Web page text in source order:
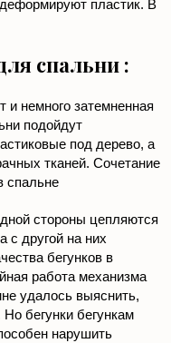
пластик. В
спальни :
и немного затемненная
подойдут
под дерево, а
тканей. Сочетание
спальне
стороны цепляются
с другой на них
бегунков в
работа механизма
удалось выяснить,
бегунки бегункам
нарушить